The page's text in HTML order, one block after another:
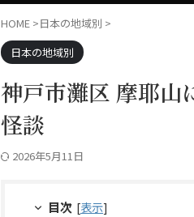
HOME >日本の地域別 >
日本の地域別
神戸市灘区 摩耶山
怪談
2026年5月11日
目次 [表示]